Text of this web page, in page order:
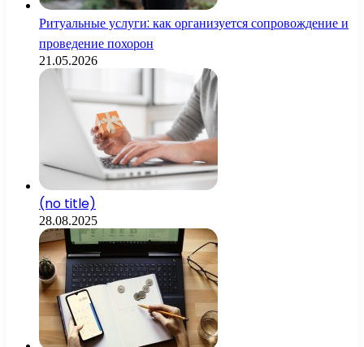
Ритуальные услуги: как организуется сопровождение и
проведение похорон
21.05.2026
(no title)
28.08.2025